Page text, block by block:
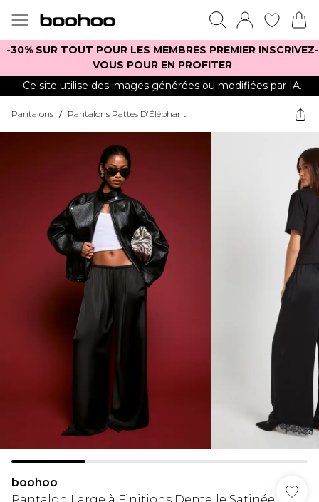
-30% SUR TOUT POUR LES MEMBRES PREMIER INSCRIVEZ-
VOUS POUR EN PROFITER
Ce site utilise des images générées ou modifiées par IA.
Pantalons / Pantalons Pattes D'Éléphant
boohoo